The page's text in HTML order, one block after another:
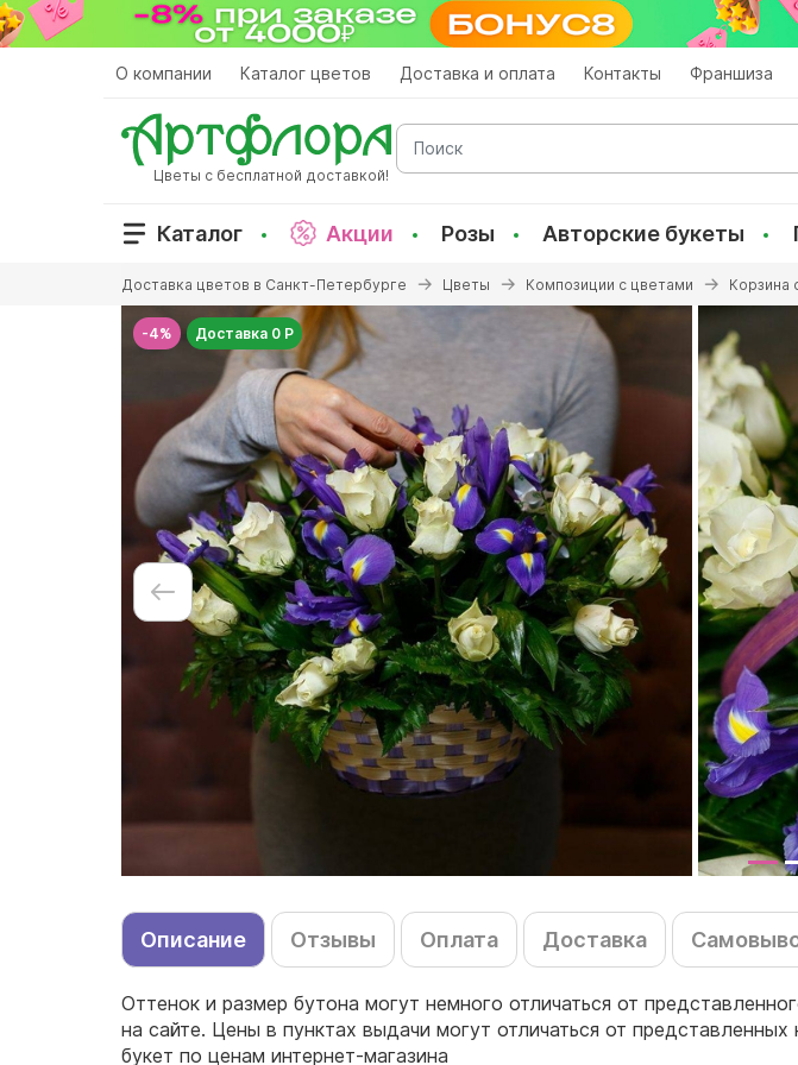
Перейти
к
О компании Каталог цветов Доставка и оплата Контакты Франшиза
Цветы с бесплатной доставкой!
Поиск
Каталог Акции Розы Авторские букеты
здесь
Доставка цветов в Санкт-Петербурге Цветы Композиции с цветами Корзина
-4% Доставка 0 Р
Описание Отзывы Оплата Доставка
Оттенок и размер бутона могут немного отличаться от
на сайте. Цены в пунктах выдачи могут отличаться от
букет по ценам интернет-магазина